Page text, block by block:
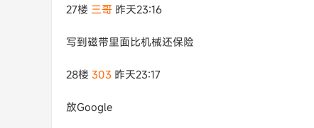
27楼 三哥 昨天23:16
写到磁带里面比机械还保险
28楼 303 昨天23:17
放Google